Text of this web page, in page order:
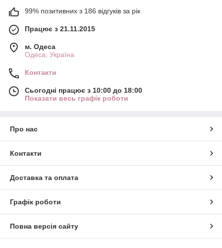
99% позитивних з 186 відгуків за рік
Працює з 21.11.2015
м. Одеса
Одеса, Україна
Контакти
Сьогодні працює з 10:00 до 18:00
Показати весь графік роботи
Про нас
Контакти
Доставка та оплата
Графік роботи
Повна версія сайту